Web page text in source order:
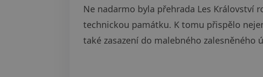
Ne nadarmo byla přehrada Les Království
technickou památku. K tomu přispělo
také zasazení do malebného zalesněného